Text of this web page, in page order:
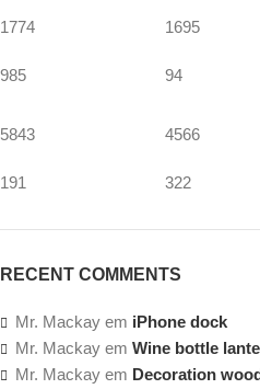
1774
985
1695
94
5843
191
4566
322
RECENT COMMENTS
Mr. Mackay em iPhone dock
Mr. Mackay em Wine bottle
Mr. Mackay em Decoration